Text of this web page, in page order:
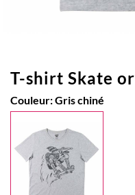
T-shirt Skate
Couleur:Gris chiné